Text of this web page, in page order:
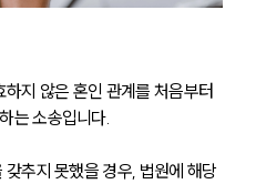
지 않은 혼인 관계를 처음부터
는 소송입니다.
추지 못했을 경우, 법원에 해당